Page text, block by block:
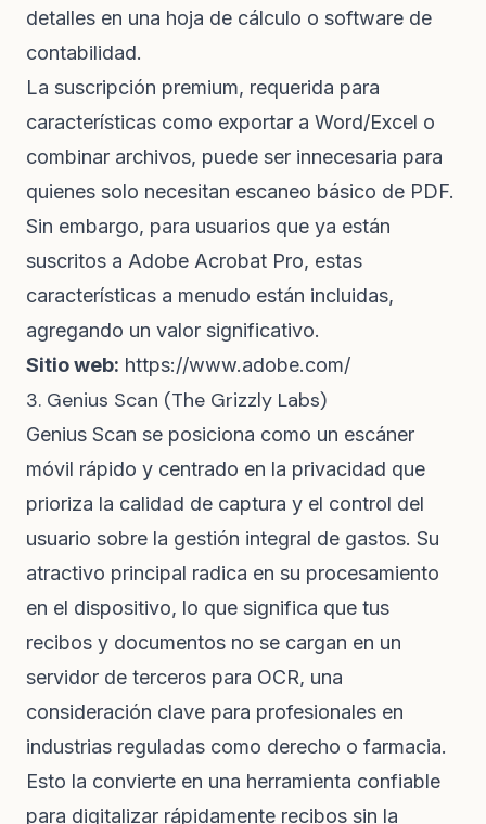
detalles en una hoja de cálculo o software de
contabilidad.
La suscripción premium, requerida para
características como exportar a Word/Excel o
combinar archivos, puede ser innecesaria para
quienes solo necesitan escaneo básico de PDF.
Sin embargo, para usuarios que ya están
suscritos a Adobe Acrobat Pro, estas
características a menudo están incluidas,
agregando un valor significativo.
Sitio web: https://www.adobe.com/
3. Genius Scan (The Grizzly Labs)
Genius Scan se posiciona como un escáner
móvil rápido y centrado en la privacidad que
prioriza la calidad de captura y el control del
usuario sobre la gestión integral de gastos. Su
atractivo principal radica en su procesamiento
en el dispositivo, lo que significa que tus
recibos y documentos no se cargan en un
servidor de terceros para OCR, una
consideración clave para profesionales en
industrias reguladas como derecho o farmacia.
Esto la convierte en una herramienta confiable
para digitalizar rápidamente recibos sin la